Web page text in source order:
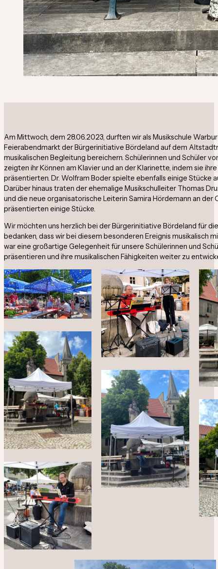
Am Mittwoch, dem 28.06.2023, durften wir als Musikschule
Feierabendmarkt der Bürgerinitiative Bördeland auf dem
musikalischen Begleitung bereichern. Schülerinnen und Schüler
zeigten ihr Können am Klavier und an der Klarinette, indem sie
präsentierten. Dr. Wolfram Boder spielte ebenfalls einige Stücke
Darüber hinaus traten der ehemalige Musikschulleiter Thomas
und die neue organisatorische Leiterin Samira Hördemann an der
präsentierten einige Stücke.
Wir möchten uns herzlich bei der Bürgerinitiative Bördeland für
bedanken, dass wir bei diesem besonderen Ereignis musikalisch
war eine großartige Gelegenheit für unsere Schülerinnen und
präsentieren und ihre musikalischen Fähigkeiten weiter zu